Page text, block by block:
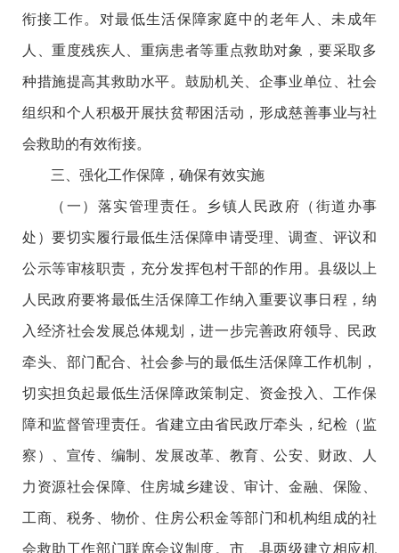
衔接工作。对最低生活保障家庭中的老年人、未成年
人、重度残疾人、重病患者等重点救助对象，要采取多
种措施提高其救助水平。鼓励机关、企事业单位、社会
组织和个人积极开展扶贫帮困活动，形成慈善事业与社
会救助的有效衔接。
三、强化工作保障，确保有效实施
（一）落实管理责任。乡镇人民政府（街道办事
处）要切实履行最低生活保障申请受理、调查、评议和
公示等审核职责，充分发挥包村干部的作用。县级以上
人民政府要将最低生活保障工作纳入重要议事日程，纳
入经济社会发展总体规划，进一步完善政府领导、民政
牵头、部门配合、社会参与的最低生活保障工作机制，
切实担负起最低生活保障政策制定、资金投入、工作保
障和监督管理责任。省建立由省民政厅牵头，纪检（监
察）、宣传、编制、发展改革、教育、公安、财政、人
力资源社会保障、住房城乡建设、审计、金融、保险、
工商、税务、物价、住房公积金等部门和机构组成的社
会救助工作部门联席会议制度。市、县两级建立相应机